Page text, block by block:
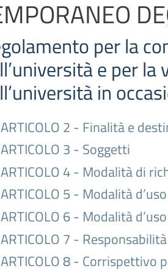
per la
e per la
in
ARTICOLO 2 - Finalità e
ARTICOLO 3 - Soggetti
ARTICOLO 4 - Modalità di
ARTICOLO 5 - Modalità
ARTICOLO 6 - Modalità
ARTICOLO 7 - Responsabilità
ARTICOLO 8 - Corrispettivo